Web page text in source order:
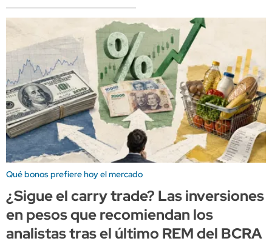
Qué bonos prefiere hoy el mercado
¿Sigue el carry trade? Las inversiones
en pesos que recomiendan los
analistas tras el último REM del BCRA